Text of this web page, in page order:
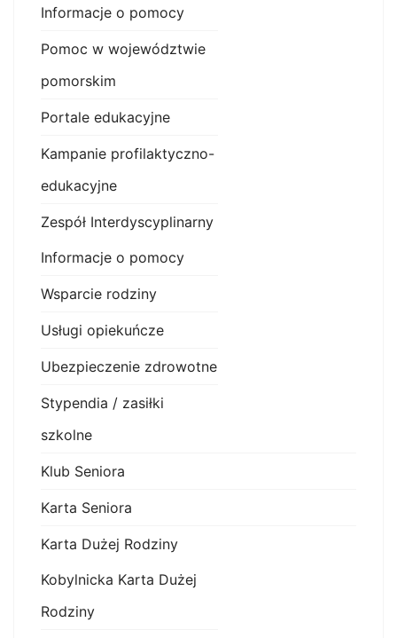
Informacje o pomocy
Pomoc w województwie
pomorskim
Portale edukacyjne
Kampanie profilaktyczno-
edukacyjne
Zespół Interdyscyplinarny
Informacje o pomocy
Wsparcie rodziny
Usługi opiekuńcze
Ubezpieczenie zdrowotne
Stypendia / zasiłki
szkolne
Klub Seniora
Karta Seniora
Karta Dużej Rodziny
Kobylnicka Karta Dużej
Rodziny